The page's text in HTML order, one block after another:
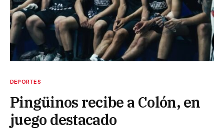
DEPORTES
Pingüinos recibe a Colón, en
juego destacado